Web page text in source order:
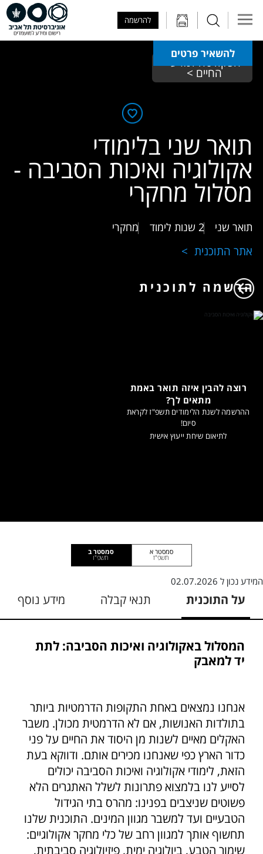
להרשמה
להשאיר פרטים
הפקולטה למדעי
החיים >
תואר שני בלימודי
אקולוגיה ואיכות הסביבה -
מסלול מחקרי
תואר שני 2 שנות לימוד מחקרי
אתר התוכנית
הרשמה לתוכנית
רוצה להבין איזה תואר באמת
מתאים לך?
ההרשמה לשנת הלימודים תשפ"ז לקראת
סיום!
לתיאום שיחת ייעוץ אישית
סמסטר א
תשפ"ז
סמסטר ב
תשפ"ו
המידע נכון ל 02.07.2026
על התוכנית תנאי קבלה מידע נוסף
המסלול באקולוגיה ואיכות הסביבה: לתת
יד למאבק
אנחנו נמצאים באחת התקופות הדרמטיות ביותר
בתולדות האנושות, אם לא הדרמטית מכולן. משבר
האקלים מאיים לשנות מן היסוד את החיים על פני
כדור הארץ כפי שאנחנו מכירים אותם. ודווקא בעת
הזאת, לימודי אקולוגיה ואיכות הסביבה יכולים
לסייע לנו בלמצוא פתרונות לשלל האתגרים הלא
פשוטים שניצבים בפנינו: מהרס בתי הגידול
הטבעיים ועד למשבר מגוון המינים. התוכנית שלנו
תחשוף אותך למגוון רחב של כלי מחקר אקולוגיים:
שימור הטבע, ביולוגיה ימית, פיזיולוגיה סביבתית,